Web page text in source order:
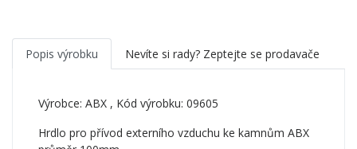
Popis výrobku Nevíte si rady? Zeptejte se prodavače
Výrobce: ABX , Kód výrobku: 09605
Hrdlo pro přívod externího vzduchu ke kamnům ABX